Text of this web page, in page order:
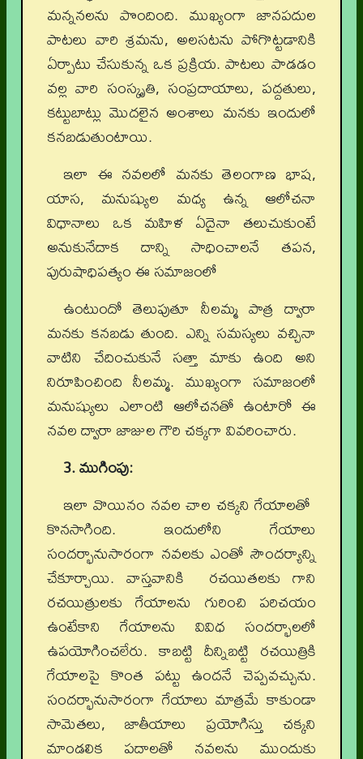
మన్ననలను పొందింది. ముఖ్యంగా జానపదుల
పాటలు వారి శ్రమను, అలసటను పోగొట్టడానికి
ఏర్పాటు చేసుకున్న ఒక ప్రక్రియ. పాటలు పాడడం
వల్ల వారి సంస్కృతి, సంప్రదాయాలు, పద్దతులు,
కట్టుబాట్లు మొదలైన అంశాలు మనకు ఇందులో
కనబడుతుంటాయి.
ఇలా ఈ నవలలో మనకు తెలంగాణ భాష,
యాస, మనుష్యుల మధ్య ఉన్న ఆలోచనా
విధానాలు ఒక మహిళ ఏదైనా తలుచుకుంటే
అనుకునేదాక దాన్ని సాధించాలనే తపన,
పురుషాధిపత్యం ఈ సమాజంలో
ఉంటుందో తెలుపుతూ నీలమ్మ పాత్ర ద్వారా
మనకు కనబడు తుంది. ఎన్ని సమస్యలు వచ్చినా
వాటిని చేదించుకునే సత్తా మాకు ఉంది అని
నిరూపించింది నీలమ్మ. ముఖ్యంగా సమాజంలో
మనుష్యులు ఎలాంటి ఆలోచనతో ఉంటారో ఈ
నవల ద్వారా జాజుల గౌరి చక్కగా వివరించారు.
3. ముగింపు:
ఇలా వొయినం నవల చాల చక్కని గేయాలతో
కొనసాగింది. ఇందులోని గేయాలు
సందర్భానుసారంగా నవలకు ఎంతో సౌందర్యాన్ని
చేకూర్చాయి. వాస్తవానికి రచయితలకు గాని
రచయిత్రులకు గేయాలను గురించి పరిచయం
ఉంటేకాని గేయాలను వివిధ సందర్భాలలో
ఉపయోగించలేరు. కాబట్టి దీన్నిబట్టి రచయిత్రికి
గేయాలపై కొంత పట్టు ఉందనే చెప్పవచ్చును.
సందర్భానుసారంగా గేయాలు మాత్రమే కాకుండా
సామెతలు, జాతీయాలు ప్రయోగిస్తు చక్కని
మాండలిక పదాలతో నవలను ముందుకు